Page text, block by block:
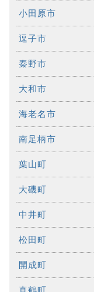
小田原市
逗子市
秦野市
大和市
海老名市
南足柄市
葉山町
大磯町
中井町
松田町
開成町
真鶴町